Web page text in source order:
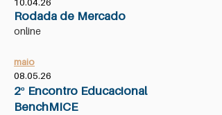
Rodada de Mercado
online
maio
08.05.26
2º Encontro Educacional
BenchMICE